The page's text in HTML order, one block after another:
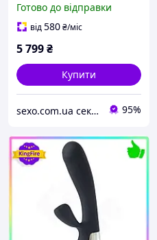
Готово до відправки
від580₴/міс
5 799₴
Купити
sexo.com.ua секс-шоп інтернет-магазин 95%